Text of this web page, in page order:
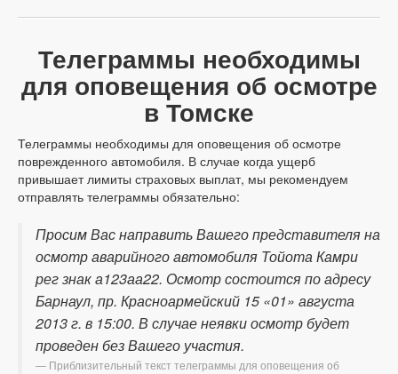
Телеграммы необходимы
для оповещения об осмотре
в Томске
Телеграммы необходимы для оповещения об осмотре
поврежденного автомобиля. В случае когда ущерб
привышает лимиты страховых выплат, мы рекомендуем
отправлять телеграммы обязательно:
Просим Вас направить Вашего представителя на
осмотр аварийного автомобиля Тойота Камри
рег знак а123аа22. Осмотр состоится по адресу
Барнаул, пр. Красноармейский 15 «01» августа
2013 г. в 15:00. В случае неявки осмотр будет
проведен без Вашего участия.
Приблизительный текст телеграммы для оповещения об